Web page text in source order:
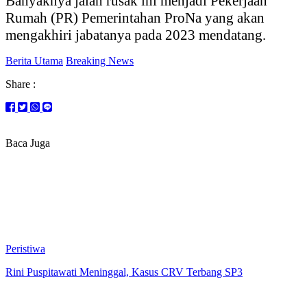
Rumah (PR) Pemerintahan ProNa yang akan
mengakhiri jabatanya pada 2023 mendatang.
Berita Utama Breaking News
Share :
Baca Juga
Peristiwa
Rini Puspitawati Meninggal, Kasus CRV Terbang SP3